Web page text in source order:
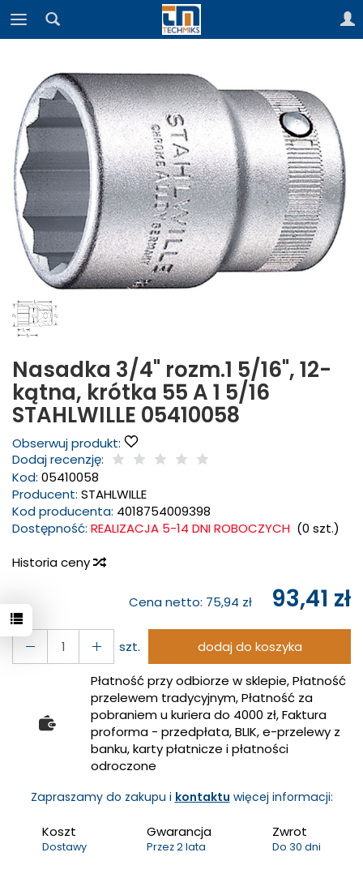
Nasadka 3/4" rozm.1 5/16", 12-
kątna, krótka 55 A 1 5/16
STAHLWILLE 05410058
Obserwuj produkt:
Dodaj recenzję:
Kod: 05410058
Producent: STAHLWILLE
Kod producenta: 4018754009398
Dostępność: REALIZACJA 5-14 DNI ROBOCZYCH (0 szt.)
Historia ceny
Cena netto: 75,94 zł 93,41 zł
szt.
dodaj do koszyka
Płatność przy odbiorze w sklepie, Płatność
przelewem tradycyjnym, Płatność za
pobraniem u kuriera do 4000 zł, Faktura
proforma - przedpłata, BLIK, e-przelewy z
banku, karty płatnicze i płatności
odroczone
Zapraszamy do zakupu i kontaktu więcej informacji:
Koszt
Dostawy
Gwarancja
Przez 2 lata
Zwrot
Do 30 dni